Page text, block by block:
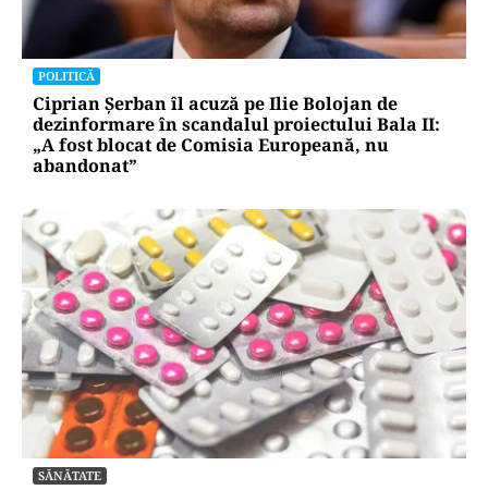
POLITICĂ
Ciprian Șerban îl acuză pe Ilie Bolojan de
dezinformare în scandalul proiectului Bala II:
„A fost blocat de Comisia Europeană, nu
abandonat”
SĂNĂTATE